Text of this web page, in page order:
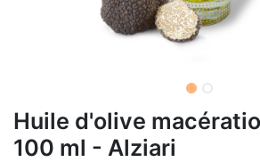
Huile d'olive
100 ml - Alziari